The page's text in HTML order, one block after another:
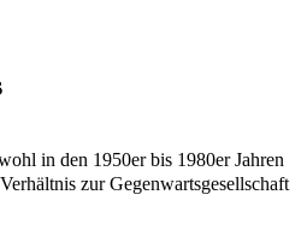
in den 1950er bis 1980er Jahren
zur Gegenwartsgesellschaft